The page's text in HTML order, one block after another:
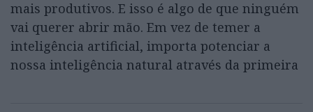
mais produtivos. E isso é algo de que ninguém
vai querer abrir mão. Em vez de temer a
inteligência artificial, importa potenciar a
nossa inteligência natural através da primeira